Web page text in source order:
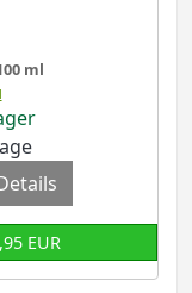
ml
EUR